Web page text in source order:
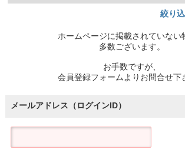
絞り
ホームページに掲載されていない
多数ございます。
お手数ですが、
会員登録フォームよりお問合せ下
メールアドレス（ログインID）